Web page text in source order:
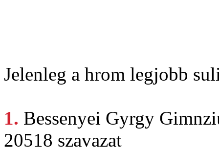
Jelenleg a hrom legjobb
1. Bessenyei Gyrgy
20518 szavazat